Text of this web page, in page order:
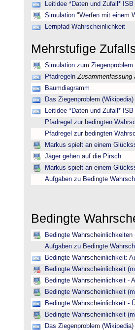
Leitidee *Daten und Zufall* ISB
Simulation "Werfen mit einem
Lernpfad Wahrscheinlichkeit
Mehrstufige
Simulation zum Ziegenproblem
Pfadregeln Zusammenfassung
Baumdiagramm
Das Ziegenproblem (Wikipedia)
Leitidee *Daten und Zufall* ISB
Pfadregel zur bedingten
Pfadregel zur bedingten
Markus spielt an einem
Jäger gehen auf die Pirsch
Markus spielt an einem
Aufgaben zu Bedingte
Bedingte
Bedingte Wahrscheinlichkeiten
Aufgaben zu Bedingte
Bedingte Wahrscheinlichkeit:
Bedingte Wahrscheinlichkeit
Bedingte Wahrscheinlichkeit -
Bedingte Wahrscheinlichkeit
Bedingte Wahrscheinlichkeit -
Bedingte Wahrscheinlichkeit
Das Ziegenproblem (Wikipedia)